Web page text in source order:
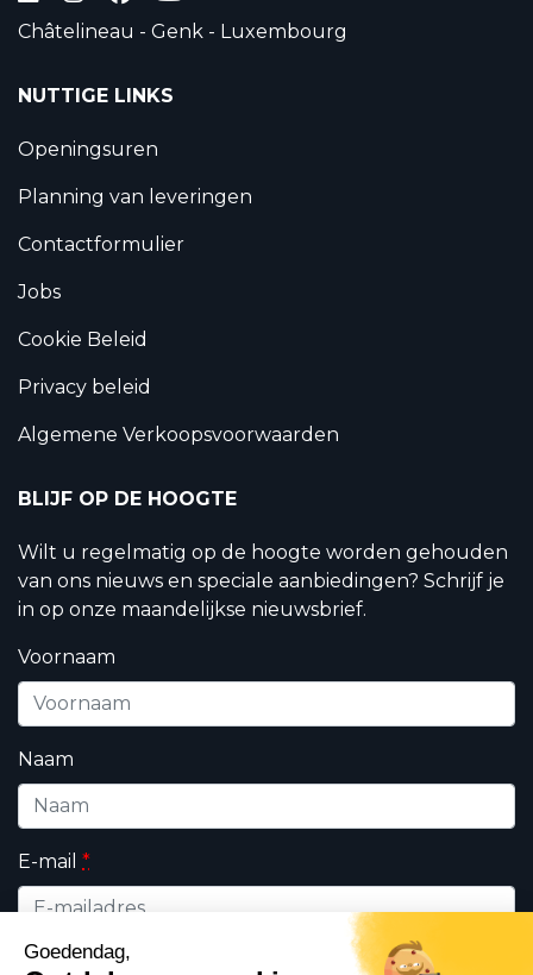
Châtelineau - Genk - Luxembourg
NUTTIGE LINKS
Openingsuren
Planning van leveringen
Contactformulier
Jobs
Cookie Beleid
Privacy beleid
Algemene Verkoopsvoorwaarden
BLIJF OP DE HOOGTE
Wilt u regelmatig op de hoogte worden gehouden
van ons nieuws en speciale aanbiedingen? Schrijf je
in op onze maandelijkse nieuwsbrief.
Voornaam
Naam
E-mail *
Wie bent u ?